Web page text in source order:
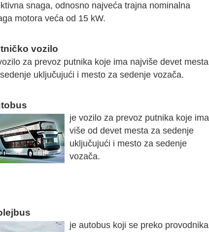
snaga, odnosno najveća trajna nominalna
motora veća od 15 kW.
vozilo
za prevoz putnika koje ima najviše devet mesta
uključujući i mesto za sedenje vozača.
je vozilo za prevoz putnika koje ima
više od devet mesta za sedenje
uključujući i mesto za sedenje
vozača.
je autobus koji se preko provodnika